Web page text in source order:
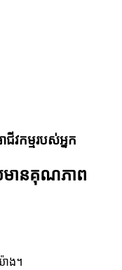
វកម្មរបស់អ្នក
មានគុណភាព
ាង។